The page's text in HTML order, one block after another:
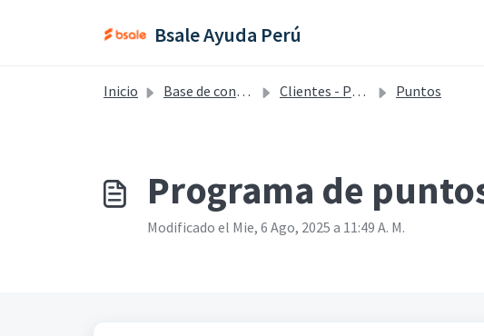
Bsale Ayuda Perú
Inicio Base de conocimientos Clientes - Perú Puntos
Programa de
Modificado el Mie, 6 Ago, 2025 a 11:49 A. M.